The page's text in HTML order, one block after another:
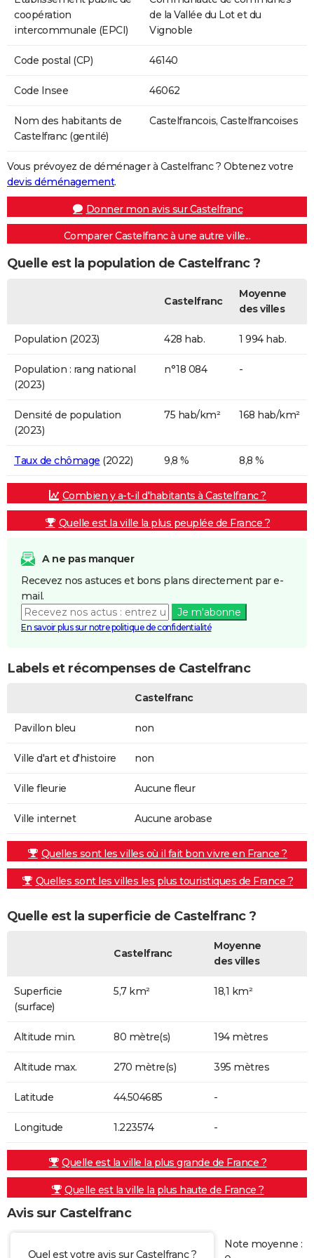
coopération
intercommunale (EPCI)
de la Vallée du Lot et du
Vignoble
Code postal (CP) 46140
Code Insee 46062
Nom des habitants de
Castelfranc (gentilé)
Castelfrancois, Castelfrancoises
Vous prévoyez de déménager à Castelfranc ? Obtenez votre
devis déménagement.
Donner mon avis sur Castelfranc
Comparer Castelfranc à une autre ville...
Quelle est la population de Castelfranc ?
Castelfranc
Moyenne
des villes
Population (2023) 428 hab. 1 994 hab.
Population : rang national
(2023)
n°18 084 -
Densité de population
(2023)
75 hab/km² 168 hab/km²
Taux de chômage (2022) 9,8 % 8,8 %
Combien y a-t-il d'habitants à Castelfranc ?
Quelle est la ville la plus peuplée de France ?
A ne pas manquer
Recevez nos astuces et bons plans directement par e-
mail.
Je m'abonne
En savoir plus sur notre politique de confidentialité
Labels et récompenses de Castelfranc
Castelfranc
Pavillon bleu non
Ville d'art et d'histoire non
Ville fleurie Aucune fleur
Ville internet Aucune arobase
Quelles sont les villes où il fait bon vivre en France ?
Quelles sont les villes les plus touristiques de France ?
Quelle est la superficie de Castelfranc ?
Castelfranc
Moyenne
des villes
Superficie
(surface)
5,7 km² 18,1 km²
Altitude min. 80 mètre(s) 194 mètres
Altitude max. 270 mètre(s) 395 mètres
Latitude 44.504685 -
Longitude 1.223574 -
Quelle est la ville la plus grande de France ?
Quelle est la ville la plus haute de France ?
Avis sur Castelfranc
Quel est votre avis sur Castelfranc ?
Note moyenne :